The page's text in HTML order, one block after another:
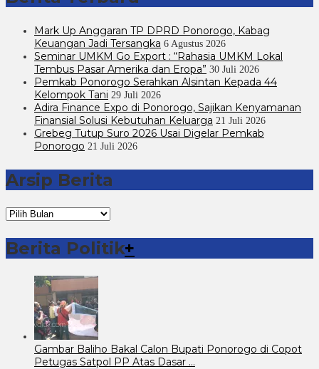
Mark Up Anggaran TP DPRD Ponorogo, Kabag
Keuangan Jadi Tersangka 6 Agustus 2026
Seminar UMKM Go Export : “Rahasia UMKM Lokal
Tembus Pasar Amerika dan Eropa” 30 Juli 2026
Pemkab Ponorogo Serahkan Alsintan Kepada 44
Kelompok Tani 29 Juli 2026
Adira Finance Expo di Ponorogo, Sajikan Kenyamanan
Finansial Solusi Kebutuhan Keluarga 21 Juli 2026
Grebeg Tutup Suro 2026 Usai Digelar Pemkab
Ponorogo 21 Juli 2026
Arsip Berita
Arsip
Berita
Berita Politik+
Gambar Baliho Bakal Calon Bupati Ponorogo di Copot
Petugas Satpol PP Atas Dasar …